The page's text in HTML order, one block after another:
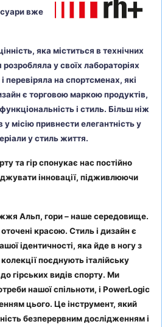
вже
яка міститься в технічних
розробляла у своїх лабораторіях
перевіряла на спортсменах, які
є торговою маркою продуктів,
і стиль. Більш ніж
місію привнести елегантність у
у стиль життя.
та гір спонукає нас постійно
інновації, підживлюючи
Альп, гори – наше середовище.
красою. Стиль і дизайн є
ідентичності, яка йде в ногу з
поєднують італійську
гірських видів спорту. Ми
нашої спільноти, і PowerLogic
цього. Це інструмент, який
безперервним дослідженням і